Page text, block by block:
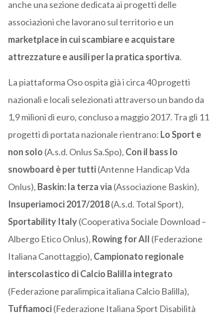
anche una sezione dedicata ai progetti delle
associazioni che lavorano sul territorio e un
marketplace in cui scambiare e acquistare
attrezzature e ausili per la pratica sportiva.
La piattaforma Oso ospita già i circa 40 progetti
nazionali e locali selezionati attraverso un bando da
1,9 milioni di euro, concluso a maggio 2017. Tra gli 11
progetti di portata nazionale rientrano: Lo Sport e
non solo (A.s.d. Onlus Sa.Spo), Con il bass lo
snowboard è per tutti(Antenne Handicap Vda
Onlus), Baskin: la terza via (Associazione Baskin),
Insuperiamoci 2017/2018(A.s.d. Total Sport),
Sportability Italy(Cooperativa Sociale Download –
Albergo Etico Onlus), Rowing for All (Federazione
Italiana Canottaggio), Campionato regionale
interscolastico di Calcio Balilla integrato
(Federazione paralimpica italiana Calcio Balilla),
Tuffiamoci(Federazione Italiana Sport Disabilità